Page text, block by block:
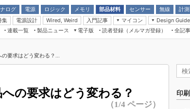
ログ
電源
ロジック
メモリ
部品材料
受動部品
センサー 無線 計測
アナログ機能回路
計測とテスト
集
電源設計 Wired, Weird
入門記事
ー入門
マイコン
マイコン講座
Design Guide
計測機器
CEATEC
組込み/エッジコンピューティング展
人とくるま展
AUTOMOTIVE WORLD
Microchip情報
連載一覧
製品ニュース
電子版
レット
読者登録（メルマガ登録） 全記
要求はどう変わる？...
の要求はどう変わる？
（1/4 ページ）
印